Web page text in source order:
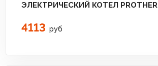
ЭЛЕКТРИЧЕСКИЙ КОТЕЛ
4113 руб